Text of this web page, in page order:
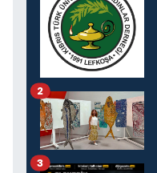
2
3